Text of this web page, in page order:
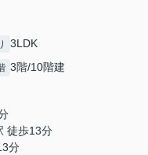
3LDK
3階/10階建
徒歩13分
分